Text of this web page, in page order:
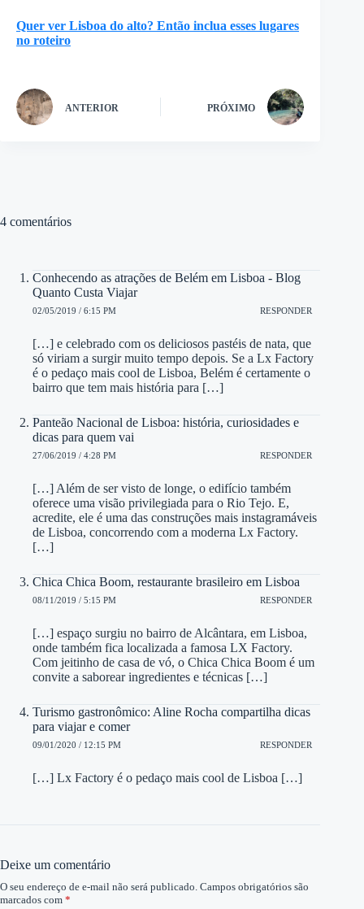
Quer ver Lisboa do alto? Então inclua esses lugares
no roteiro
ANTERIOR PRÓXIMO
4 comentários
Conhecendo as atrações de Belém em Lisboa - Blog
Quanto Custa Viajar
02/05/2019 / 6:15 PM RESPONDER
[…] e celebrado com os deliciosos pastéis de nata, que
só viriam a surgir muito tempo depois. Se a Lx Factory
é o pedaço mais cool de Lisboa, Belém é certamente o
bairro que tem mais história para […]
Panteão Nacional de Lisboa: história, curiosidades e
dicas para quem vai
27/06/2019 / 4:28 PM RESPONDER
[…] Além de ser visto de longe, o edifício também
oferece uma visão privilegiada para o Rio Tejo. E,
acredite, ele é uma das construções mais instagramáveis
de Lisboa, concorrendo com a moderna Lx Factory.
[…]
Chica Chica Boom, restaurante brasileiro em Lisboa
08/11/2019 / 5:15 PM RESPONDER
[…] espaço surgiu no bairro de Alcântara, em Lisboa,
onde também fica localizada a famosa LX Factory.
Com jeitinho de casa de vó, o Chica Chica Boom é um
convite a saborear ingredientes e técnicas […]
Turismo gastronômico: Aline Rocha compartilha dicas
para viajar e comer
09/01/2020 / 12:15 PM RESPONDER
[…] Lx Factory é o pedaço mais cool de Lisboa […]
Deixe um comentário
O seu endereço de e-mail não será publicado. Campos obrigatórios são
marcados com *